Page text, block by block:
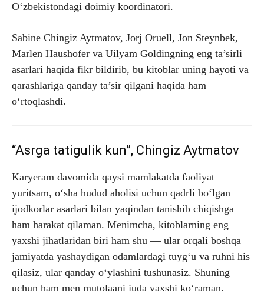
O‘zbekistondagi doimiy koordinatori.
Sabine Chingiz Aytmatov, Jorj Oruell, Jon Steynbek,
Marlen Haushofer va Uilyam Goldingning eng ta’sirli
asarlari haqida fikr bildirib, bu kitoblar uning hayoti va
qarashlariga qanday ta’sir qilgani haqida ham
o‘rtoqlashdi.
“Asrga tatigulik kun”, Chingiz Aytmatov
Karyeram davomida qaysi mamlakatda faoliyat
yuritsam, o‘sha hudud aholisi uchun qadrli bo‘lgan
ijodkorlar asarlari bilan yaqindan tanishib chiqishga
ham harakat qilaman. Menimcha, kitoblarning eng
yaxshi jihatlaridan biri ham shu — ular orqali boshqa
jamiyatda yashaydigan odamlardagi tuyg‘u va ruhni his
qilasiz, ular qanday o‘ylashini tushunasiz. Shuning
uchun ham men mutolaani juda yaxshi ko‘raman.